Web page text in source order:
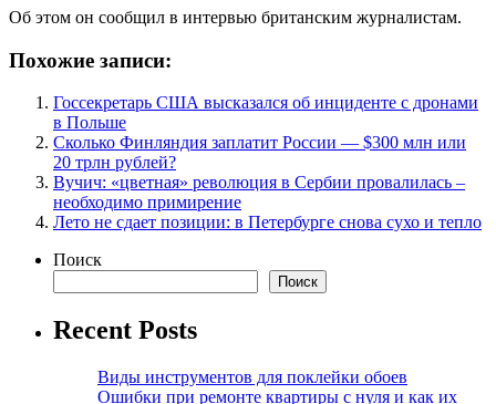
Об этом он сообщил в интервью британским журналистам.
Похожие записи:
Госсекретарь США высказался об инциденте с дронами
в Польше
Сколько Финляндия заплатит России — $300 млн или
20 трлн рублей?
Вучич: «цветная» революция в Сербии провалилась –
необходимо примирение
Лето не сдает позиции: в Петербурге снова сухо и тепло
Поиск
Поиск
Recent Posts
Виды инструментов для поклейки обоев
Ошибки при ремонте квартиры с нуля и как их